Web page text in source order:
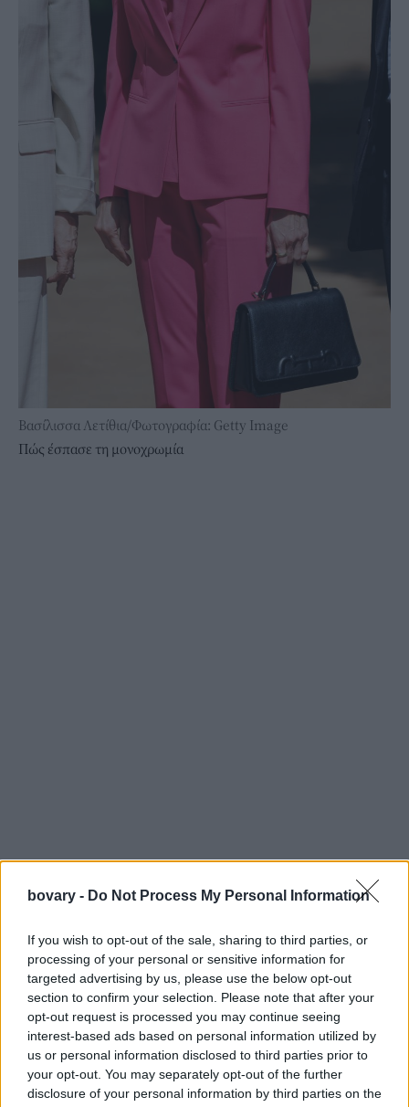
bovary - Do Not Process My Personal Information
If you wish to opt-out of the sale, sharing to third parties, or
processing of your personal or sensitive information for
targeted advertising by us, please use the below opt-out
section to confirm your selection. Please note that after your
opt-out request is processed you may continue seeing
interest-based ads based on personal information utilized by
us or personal information disclosed to third parties prior to
your opt-out. You may separately opt-out of the further
disclosure of your personal information by third parties on the
Βασίλισσα Λετίθια/Φωτογραφία: Getty Image
Πώς έσπασε τη μονοχρωμία